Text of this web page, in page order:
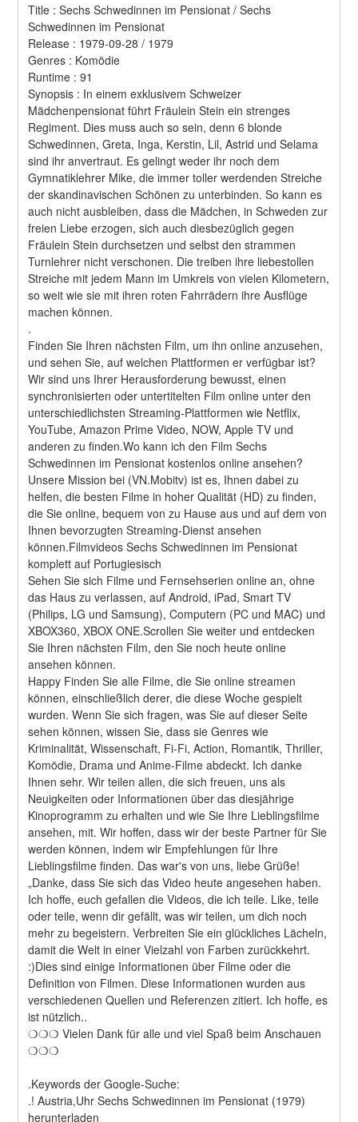
Title : Sechs Schwedinnen im Pensionat / Sechs
Schwedinnen im Pensionat
Release : 1979-09-28 / 1979
Genres : Komödie
Runtime : 91
Synopsis : In einem exklusivem Schweizer
Mädchenpensionat führt Fräulein Stein ein strenges
Regiment. Dies muss auch so sein, denn 6 blonde
Schwedinnen, Greta, Inga, Kerstin, Lil, Astrid und Selama
sind ihr anvertraut. Es gelingt weder ihr noch dem
Gymnatiklehrer Mike, die immer toller werdenden Streiche
der skandinavischen Schönen zu unterbinden. So kann es
auch nicht ausbleiben, dass die Mädchen, in Schweden zur
freien Liebe erzogen, sich auch diesbezüglich gegen
Fräulein Stein durchsetzen und selbst den strammen
Turnlehrer nicht verschonen. Die treiben ihre liebestollen
Streiche mit jedem Mann im Umkreis von vielen Kilometern,
so weit wie sie mit ihren roten Fahrrädern ihre Ausflüge
machen können.
.
Finden Sie Ihren nächsten Film, um ihn online anzusehen,
und sehen Sie, auf welchen Plattformen er verfügbar ist?
Wir sind uns Ihrer Herausforderung bewusst, einen
synchronisierten oder untertitelten Film online unter den
unterschiedlichsten Streaming-Plattformen wie Netflix,
YouTube, Amazon Prime Video, NOW, Apple TV und
anderen zu finden.Wo kann ich den Film Sechs
Schwedinnen im Pensionat kostenlos online ansehen?
Unsere Mission bei (VN.Mobitv) ist es, Ihnen dabei zu
helfen, die besten Filme in hoher Qualität (HD) zu finden,
die Sie online, bequem von zu Hause aus und auf dem von
Ihnen bevorzugten Streaming-Dienst ansehen
können.Filmvideos Sechs Schwedinnen im Pensionat
komplett auf Portugiesisch
Sehen Sie sich Filme und Fernsehserien online an, ohne
das Haus zu verlassen, auf Android, iPad, Smart TV
(Philips, LG und Samsung), Computern (PC und MAC) und
XBOX360, XBOX ONE.Scrollen Sie weiter und entdecken
Sie Ihren nächsten Film, den Sie noch heute online
ansehen können.
Happy Finden Sie alle Filme, die Sie online streamen
können, einschließlich derer, die diese Woche gespielt
wurden. Wenn Sie sich fragen, was Sie auf dieser Seite
sehen können, wissen Sie, dass sie Genres wie
Kriminalität, Wissenschaft, Fi-Fi, Action, Romantik, Thriller,
Komödie, Drama und Anime-Filme abdeckt. Ich danke
Ihnen sehr. Wir teilen allen, die sich freuen, uns als
Neuigkeiten oder Informationen über das diesjährige
Kinoprogramm zu erhalten und wie Sie Ihre Lieblingsfilme
ansehen, mit. Wir hoffen, dass wir der beste Partner für Sie
werden können, indem wir Empfehlungen für Ihre
Lieblingsfilme finden. Das war's von uns, liebe Grüße!
„Danke, dass Sie sich das Video heute angesehen haben.
Ich hoffe, euch gefallen die Videos, die ich teile. Like, teile
oder teile, wenn dir gefällt, was wir teilen, um dich noch
mehr zu begeistern. Verbreiten Sie ein glückliches Lächeln,
damit die Welt in einer Vielzahl von Farben zurückkehrt.
:)Dies sind einige Informationen über Filme oder die
Definition von Filmen. Diese Informationen wurden aus
verschiedenen Quellen und Referenzen zitiert. Ich hoffe, es
ist nützlich..
❍❍❍ Vielen Dank für alle und viel Spaß beim Anschauen
❍❍❍
.Keywords der Google-Suche:
.! Austria,Uhr Sechs Schwedinnen im Pensionat (1979)
herunterladen